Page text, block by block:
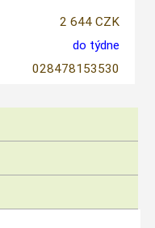
2 644 CZK
do týdne
028478153530